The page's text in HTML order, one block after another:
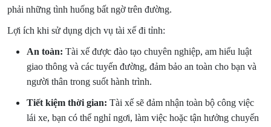
phải những tình huống bất ngờ trên đường.
Lợi ích khi sử dụng dịch vụ tài xế đi tỉnh:
An toàn: Tài xế được đào tạo chuyên nghiệp, am hiểu luật
giao thông và các tuyến đường, đảm bảo an toàn cho bạn và
người thân trong suốt hành trình.
Tiết kiệm thời gian: Tài xế sẽ đảm nhận toàn bộ công việc
lái xe, bạn có thể nghỉ ngơi, làm việc hoặc tận hưởng chuyến